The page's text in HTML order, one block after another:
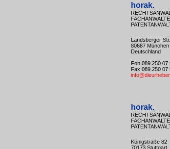
horak.
FACHANWÄLTE
Landsberger
80687 München
Deutschland
Fon 089.250 07
Fax 089.250 07
horak.
FACHANWÄLTE
Königstraße 82
70173 Stuttgart